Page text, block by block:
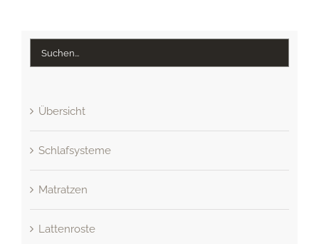
Übersicht
Schlafsysteme
Matratzen
Lattenroste